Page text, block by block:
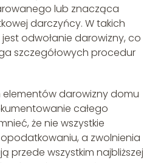
lub znacząca
darczyńcy. W takich
odwołanie darowizny, co
szczegółowych procedur
darowizny domu
całego
że nie wszystkie
a zwolnienia
przede wszystkim najbliższej